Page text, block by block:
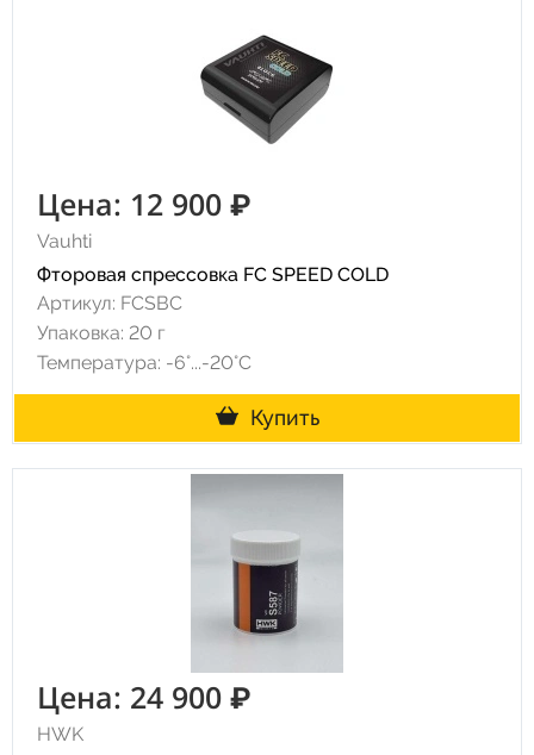
Цена: 12 900 ₽
Vauhti
Фторовая спрессовка FC SPEED COLD
Артикул: FCSBC
Упаковка: 20 г
Температура: -6°...-20°С
Купить
Цена: 24 900 ₽
HWK